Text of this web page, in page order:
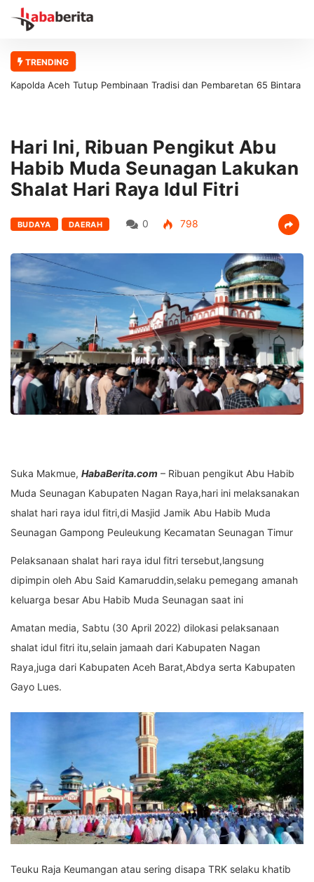
TRENDING
Kapolda Aceh Tutup Pembinaan Tradisi dan Pembaretan 65 Bintara
Hari Ini, Ribuan Pengikut Abu
Habib Muda Seunagan Lakukan
Shalat Hari Raya Idul Fitri
BUDAYA DAERAH 0 798
Suka Makmue, HabaBerita.com – Ribuan pengikut Abu Habib
Muda Seunagan Kabupaten Nagan Raya,hari ini melaksanakan
shalat hari raya idul fitri,di Masjid Jamik Abu Habib Muda
Seunagan Gampong Peuleukung Kecamatan Seunagan Timur
Pelaksanaan shalat hari raya idul fitri tersebut,langsung
dipimpin oleh Abu Said Kamaruddin,selaku pemegang amanah
keluarga besar Abu Habib Muda Seunagan saat ini
Amatan media, Sabtu (30 April 2022) dilokasi pelaksanaan
shalat idul fitri itu,selain jamaah dari Kabupaten Nagan
Raya,juga dari Kabupaten Aceh Barat,Abdya serta Kabupaten
Gayo Lues.
Teuku Raja Keumangan atau sering disapa TRK selaku khatib